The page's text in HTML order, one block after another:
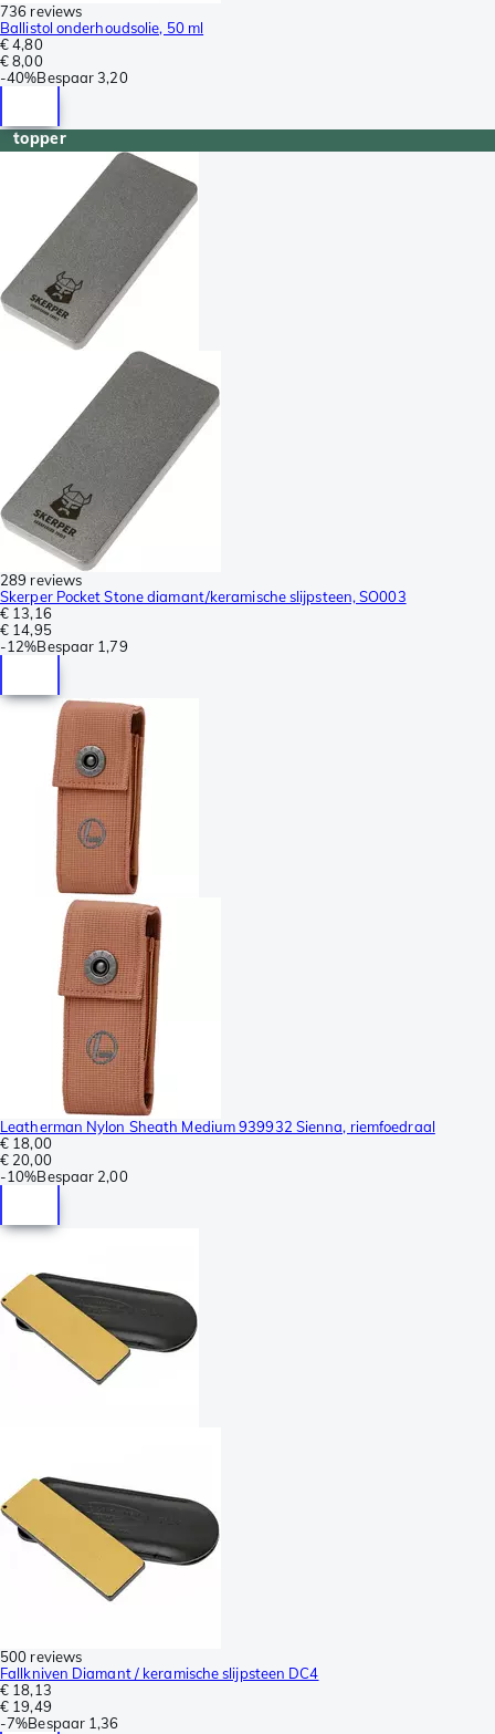
736 reviews
Ballistol onderhoudsolie, 50 ml
€ 4,80
€ 8,00
-40%Bespaar 3,20
topper
289 reviews
Skerper Pocket Stone diamant/keramische slijpsteen, SO003
€ 13,16
€ 14,95
-12%Bespaar 1,79
Leatherman Nylon Sheath Medium 939932 Sienna, riemfoedraal
€ 18,00
€ 20,00
-10%Bespaar 2,00
500 reviews
Fallkniven Diamant / keramische slijpsteen DC4
€ 18,13
€ 19,49
-7%Bespaar 1,36